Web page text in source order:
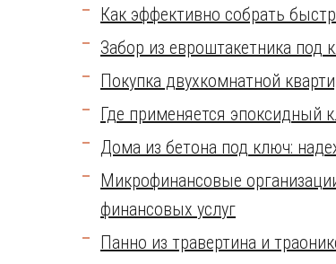
Как эффективно собрать
Забор из евроштакетника
Покупка двухкомнатной
Где применяется эпоксидный
Дома из бетона под ключ:
Микрофинансовые
финансовых услуг
Панно из травертина и